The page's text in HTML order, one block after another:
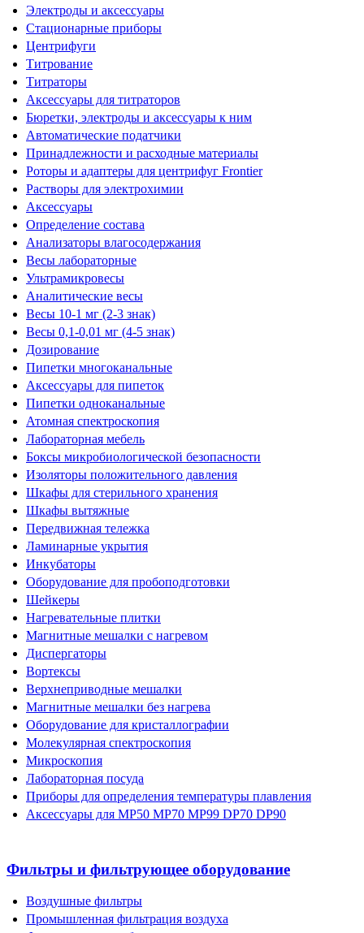
Электроды и аксессуары
Стационарные приборы
Центрифуги
Титрование
Титраторы
Аксессуары для титраторов
Бюретки, электроды и аксессуары к ним
Автоматические податчики
Принадлежности и расходные материалы
Роторы и адаптеры для центрифуг Frontier
Растворы для электрохимии
Аксессуары
Определение состава
Анализаторы влагосодержания
Весы лабораторные
Ультрамикровесы
Аналитические весы
Весы 10-1 мг (2-3 знак)
Весы 0,1-0,01 мг (4-5 знак)
Дозирование
Пипетки многоканальные
Аксессуары для пипеток
Пипетки одноканальные
Атомная спектроскопия
Лабораторная мебель
Боксы микробиологической безопасности
Изоляторы положительного давления
Шкафы для стерильного хранения
Шкафы вытяжные
Передвижная тележка
Ламинарные укрытия
Инкубаторы
Оборудование для пробоподготовки
Шейкеры
Нагревательные плитки
Магнитные мешалки с нагревом
Диспергаторы
Вортексы
Верхнеприводные мешалки
Магнитные мешалки без нагрева
Оборудование для кристаллографии
Молекулярная спектроскопия
Микроскопия
Лабораторная посуда
Приборы для определения температуры плавления
Аксессуары для MP50 MP70 MP99 DP70 DP90
Фильтры и фильтрующее оборудование
Воздушные фильтры
Промышленная фильтрация воздуха